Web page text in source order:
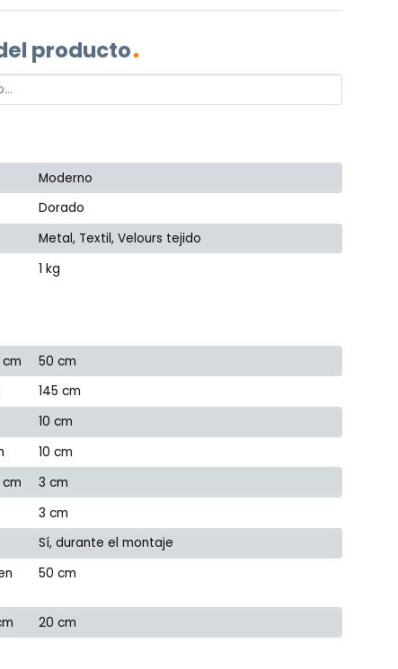
producto
Moderno
Dorado
Metal, Textil, Velours tejido
1 kg
50 cm
145 cm
10 cm
10 cm
3 cm
3 cm
Sí, durante el montaje
50 cm
20 cm